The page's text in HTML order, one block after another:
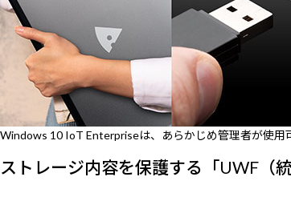
Windows 10 IoT Enterpriseは、あらかじめ管理者が使用
ストレージ内容を保護する「UWF（